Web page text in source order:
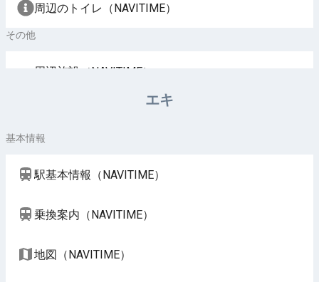
周辺のトイレ（NAVITIME）
その他
周辺施設（NAVITIME）
エキ
基本情報
駅基本情報（NAVITIME）
乗換案内（NAVITIME）
地図（NAVITIME）